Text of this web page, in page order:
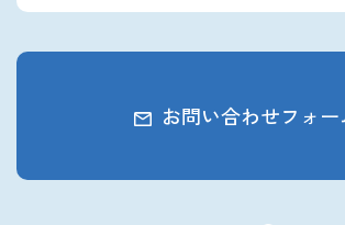
お問い合わせフォー